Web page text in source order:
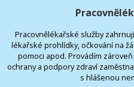
Pracovnělékařské služby
lékařské prohlídky, očkování na
pomoci apod. Provádím
ochrany a podpory zdraví
s hlášenou